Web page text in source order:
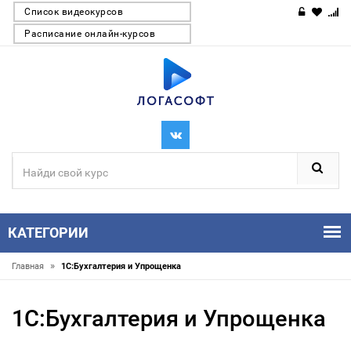
Список видеокурсов
Расписание онлайн-курсов
КАТЕГОРИИ
Главная » 1С:Бухгалтерия и Упрощенка
1С:Бухгалтерия и Упрощенка